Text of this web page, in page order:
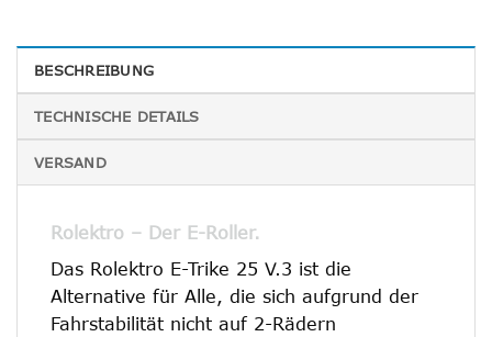
BESCHREIBUNG
TECHNISCHE DETAILS
VERSAND
Rolektro – Der E-Roller.
Das Rolektro E-Trike 25 V.3 ist die
Alternative für Alle, die sich aufgrund der
Fahrstabilität nicht auf 2-Rädern